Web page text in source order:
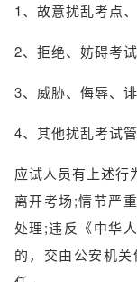
1、故意扰乱考点
2、拒绝、妨碍考
3、威胁、侮辱、
4、其他扰乱考试
应试人员有上述行
离开考场;情节严
处理;违反《中华
的，交由公安机